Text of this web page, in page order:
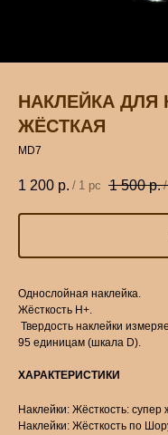
НАКЛЕЙКА ДЛЯ
ЖЁСТКАЯ
MD7
1 200 р. / 1 pc 1 500 р. /
Однослойная наклейка.
Жёсткость Н+.
Твердость наклейки
95 единицам (шкала D).
ХАРАКТЕРИСТИКИ
Наклейки: Жёсткость: супер
Наклейки: Жёсткость по